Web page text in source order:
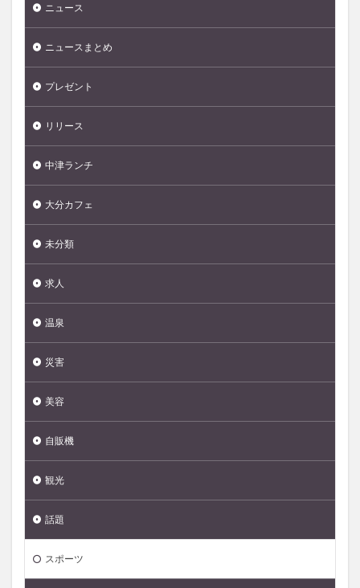
ニュース
ニュースまとめ
プレゼント
リリース
中津ランチ
大分カフェ
未分類
求人
温泉
災害
美容
自販機
観光
話題
スポーツ